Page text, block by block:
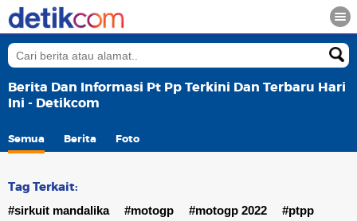
Berita Dan Informasi Pt Pp Terkini Dan Terbaru Hari
Ini - Detikcom
Semua Berita Foto
Tag Terkait:
#sirkuit mandalika #motogp #motogp 2022
#ptpp